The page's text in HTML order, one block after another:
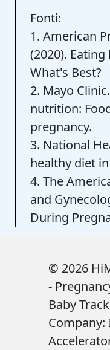
Fonti:
1. American
(2020).
What's Best?
2. Mayo
nutrition:
pregnancy.
3. National
healthy diet
4. The
and
During
© 2026
-
Baby
Company: